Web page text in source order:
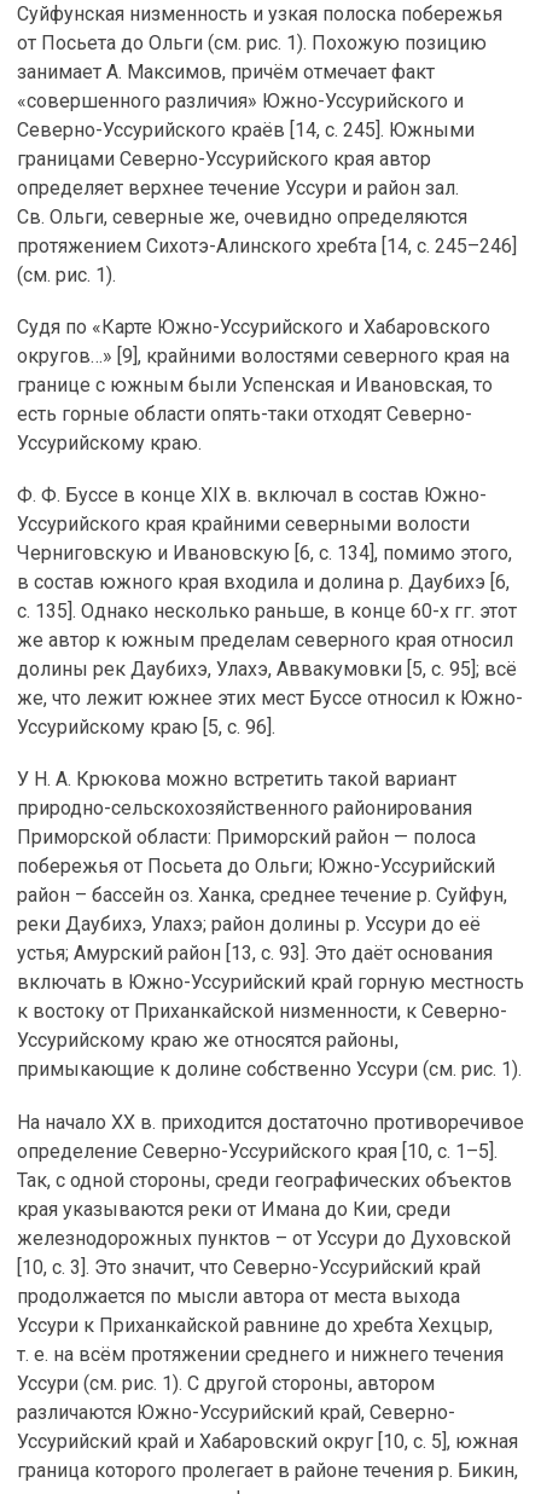
Суйфунская низменность и узкая полоска побережья
от Посьета до Ольги (см. рис. 1). Похожую позицию
занимает А. Максимов, причём отмечает факт
«совершенного различия» Южно-Уссурийского и
Северно-Уссурийского краёв [14, с. 245]. Южными
границами Северно-Уссурийского края автор
определяет верхнее течение Уссури и район зал.
Св. Ольги, северные же, очевидно определяются
протяжением Сихотэ-Алинского хребта [14, с. 245–246]
(см. рис. 1).
Судя по «Карте Южно-Уссурийского и Хабаровского
округов…» [9], крайними волостями северного края на
границе с южным были Успенская и Ивановская, то
есть горные области опять-таки отходят Северно-
Уссурийскому краю.
Ф. Ф. Буссе в конце XIX в. включал в состав Южно-
Уссурийского края крайними северными волости
Черниговскую и Ивановскую [6, с. 134], помимо этого,
в состав южного края входила и долина р. Даубихэ [6,
с. 135]. Однако несколько раньше, в конце 60-х гг. этот
же автор к южным пределам северного края относил
долины рек Даубихэ, Улахэ, Аввакумовки [5, с. 95]; всё
же, что лежит южнее этих мест Буссе относил к Южно-
Уссурийскому краю [5, с. 96].
У Н. А. Крюкова можно встретить такой вариант
природно-сельскохозяйственного районирования
Приморской области: Приморский район — полоса
побережья от Посьета до Ольги; Южно-Уссурийский
район – бассейн оз. Ханка, среднее течение р. Суйфун,
реки Даубихэ, Улахэ; район долины р. Уссури до её
устья; Амурский район [13, с. 93]. Это даёт основания
включать в Южно-Уссурийский край горную местность
к востоку от Приханкайской низменности, к Северно-
Уссурийскому краю же относятся районы,
примыкающие к долине собственно Уссури (см. рис. 1).
На начало ХХ в. приходится достаточно противоречивое
определение Северно-Уссурийского края [10, с. 1–5].
Так, с одной стороны, среди географических объектов
края указываются реки от Имана до Кии, среди
железнодорожных пунктов – от Уссури до Духовской
[10, с. 3]. Это значит, что Северно-Уссурийский край
продолжается по мысли автора от места выхода
Уссури к Приханкайской равнине до хребта Хехцыр,
т. е. на всём протяжении среднего и нижнего течения
Уссури (см. рис. 1). С другой стороны, автором
различаются Южно-Уссурийский край, Северно-
Уссурийский край и Хабаровский округ [10, с. 5], южная
граница которого пролегает в районе течения р. Бикин,